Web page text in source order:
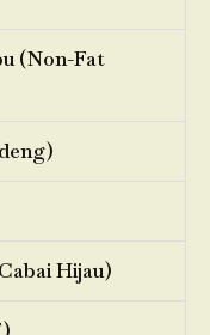
(Non-Fat
Hijau)